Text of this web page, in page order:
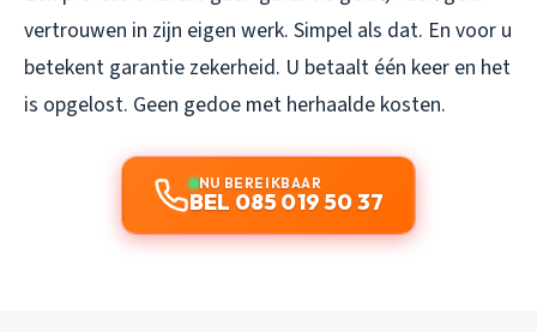
vertrouwen in zijn eigen werk. Simpel als dat. En voor u
betekent garantie zekerheid. U betaalt één keer en het
is opgelost. Geen gedoe met herhaalde kosten.
NU BEREIKBAAR
BEL 085 019 50 37